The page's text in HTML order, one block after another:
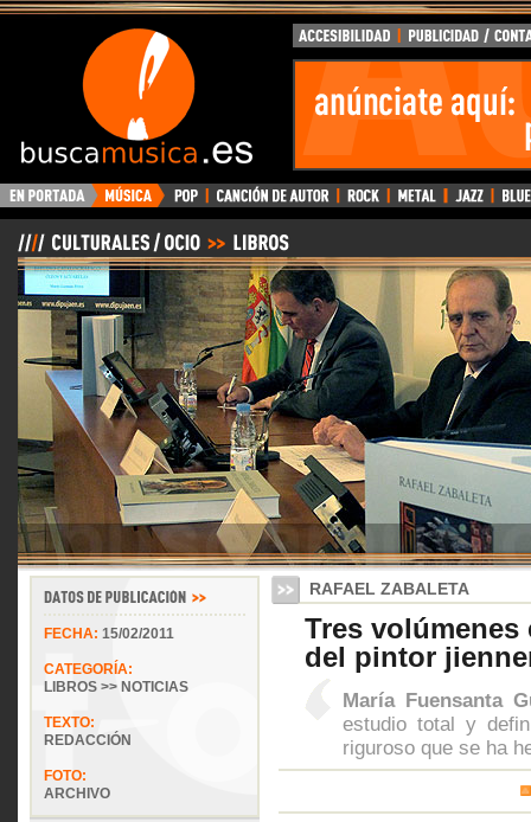
BuscaMusica.es
FECHA: 15/02/2011
CATEGORÍA:
LIBROS >> NOTICIAS
TEXTO:
REDACCIÓN
FOTO:
ARCHIVO
RAFAEL ZABALETA
Tres
del pintor
María Fuensanta
estudio total y
riguroso que se ha